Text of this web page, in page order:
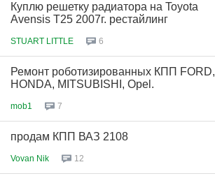
Куплю решетку радиатора на Toyota
Avensis T25 2007г. рестайлинг
STUART LITTLE 6
Ремонт роботизированных КПП FORD,
HONDA, MITSUBISHI, Opel.
mob1 7
продам КПП ВАЗ 2108
Vovan Nik 12